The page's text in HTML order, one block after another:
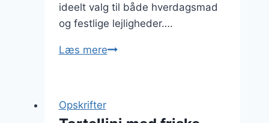
ideelt valg til både hverdagsmad
og festlige lejligheder….
Læs mereTortellini
Opskrifter